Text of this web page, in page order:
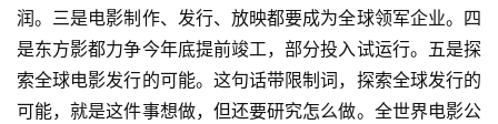
润。三是电影制作、发行、放映都要成为全球领军企业。四
是东方影都力争今年底提前竣工，部分投入试运行。五是探
索全球电影发行的可能。这句话带限制词，探索全球发行的
可能，就是这件事想做，但还要研究怎么做。全世界电影公